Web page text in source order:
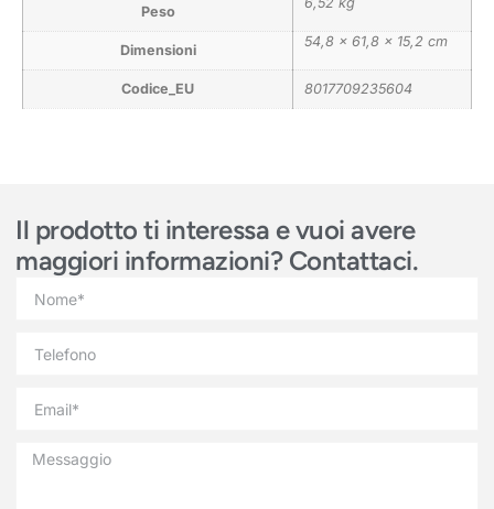
Peso
Dimensioni
54,8 × 61,8 × 15,2 cm
Codice_EU 8017709235604
Il prodotto ti interessa e vuoi avere
maggiori informazioni? Contattaci.